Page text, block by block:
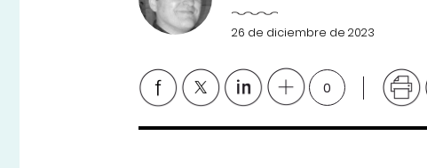
26 de diciembre de 2023
0